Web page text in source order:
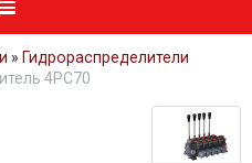
» Гидрораспределители
4PC70